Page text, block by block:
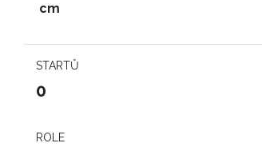
cm
STARTŮ
0
ROLE